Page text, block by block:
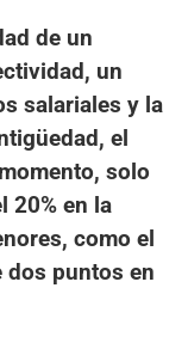
de un
un
salariales y la
el
solo
20% en la
como el
dos puntos en